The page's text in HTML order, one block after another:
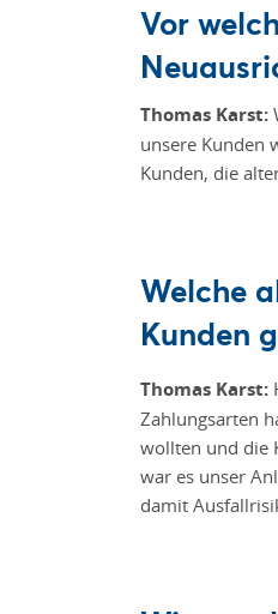
Vor
Thomas Karst:
unsere Kunden
Kunden, die
Welche
Kunden
Thomas Karst:
Zahlungsarten
wollten und die
war es unser
damit